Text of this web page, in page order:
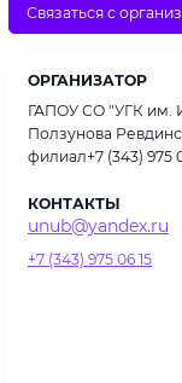
Связаться с
ОРГАНИЗАТОР
ГАПОУ СО "УГК им.
Ползунова
филиал+7 (343) 975
КОНТАКТЫ
unub@yandex.ru
+7 (343) 975 06 15